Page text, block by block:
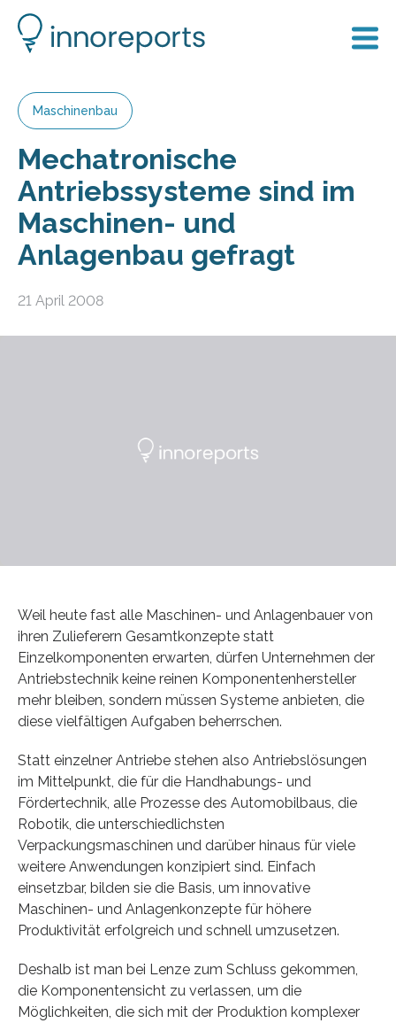
Maschinenbau
Mechatronische
Antriebssysteme sind im
Maschinen- und
Anlagenbau gefragt
21 April 2008
Weil heute fast alle Maschinen- und Anlagenbauer von
ihren Zulieferern Gesamtkonzepte statt
Einzelkomponenten erwarten, dürfen Unternehmen der
Antriebstechnik keine reinen Komponentenhersteller
mehr bleiben, sondern müssen Systeme anbieten, die
diese vielfältigen Aufgaben beherrschen.
Statt einzelner Antriebe stehen also Antriebslösungen
im Mittelpunkt, die für die Handhabungs- und
Fördertechnik, alle Prozesse des Automobilbaus, die
Robotik, die unterschiedlichsten
Verpackungsmaschinen und darüber hinaus für viele
weitere Anwendungen konzipiert sind. Einfach
einsetzbar, bilden sie die Basis, um innovative
Maschinen- und Anlagenkonzepte für höhere
Produktivität erfolgreich und schnell umzusetzen.
Deshalb ist man bei Lenze zum Schluss gekommen,
die Komponentensicht zu verlassen, um die
Möglichkeiten, die sich mit der Produktion komplexer